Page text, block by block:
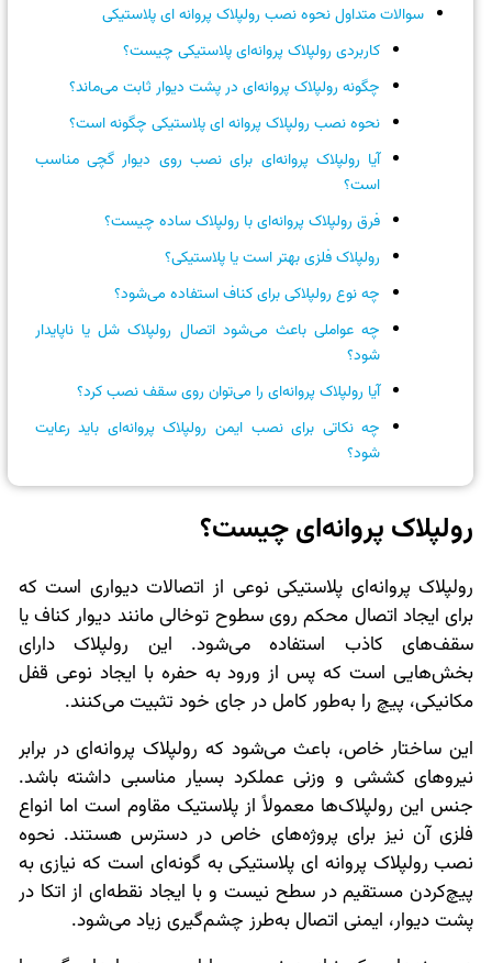
سوالات متداول نحوه نصب رولپلاک پروانه ای پلاستیکی
کاربردی رولپلاک پروانه‌ای پلاستیکی چیست؟
چگونه رولپلاک پروانه‌ای در پشت دیوار ثابت می‌ماند؟
نحوه نصب رولپلاک پروانه ای پلاستیکی چگونه است؟
آیا رولپلاک پروانه‌ای برای نصب روی دیوار گچی مناسب
است؟
فرق رولپلاک پروانه‌ای با رولپلاک ساده چیست؟
رولپلاک فلزی بهتر است یا پلاستیکی؟
چه نوع رولپلاکی برای کناف استفاده می‌شود؟
چه عواملی باعث می‌شود اتصال رولپلاک شل یا ناپایدار
شود؟
آیا رولپلاک پروانه‌ای را می‌توان روی سقف نصب کرد؟
چه نکاتی برای نصب ایمن رولپلاک پروانه‌ای باید رعایت
شود؟
رولپلاک پروانه‌ای چیست؟
رولپلاک پروانه‌ای پلاستیکی نوعی از اتصالات دیواری است که
برای ایجاد اتصال محکم روی سطوح توخالی مانند دیوار کناف یا
سقف‌های کاذب استفاده می‌شود. این رولپلاک دارای
بخش‌هایی است که پس از ورود به حفره با ایجاد نوعی قفل
مکانیکی، پیچ را به‌طور کامل در جای خود تثبیت می‌کنند.
این ساختار خاص، باعث می‌شود که رولپلاک پروانه‌ای در برابر
نیروهای کششی و وزنی عملکرد بسیار مناسبی داشته باشد.
جنس این رولپلاک‌ها معمولاً از پلاستیک مقاوم است اما انواع
فلزی آن نیز برای پروژه‌های خاص در دسترس‌ هستند. نحوه
نصب رولپلاک پروانه ای پلاستیکی به گونه‌ای است که نیازی به
پیچ‌کردن مستقیم در سطح نیست و با ایجاد نقطه‌ای از اتکا در
پشت دیوار، ایمنی اتصال به‌طرز چشم‌گیری زیاد می‌شود.